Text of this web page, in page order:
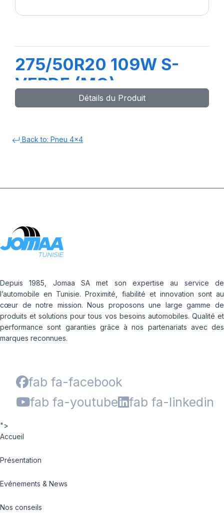
275/50R20 109W S-
VERDE (MO)
Détails du Produit
Back to: Pneu 4x4
Depuis 1985, Jomaa SA met son expertise au service de
l’automobile en Tunisie. Proximité, fiabilité et innovation sont au
cœur de notre mission. Nous proposons une large gamme de
produits et solutions pour tous vos besoins automobiles. Qualité et
performance sont garanties grâce à nos partenariats avec des
marques reconnues.
fab fa-facebook
fab fa-youtube
fab fa-linkedin
">
Accueil
Présentation
Evénements & News
Nos conseils